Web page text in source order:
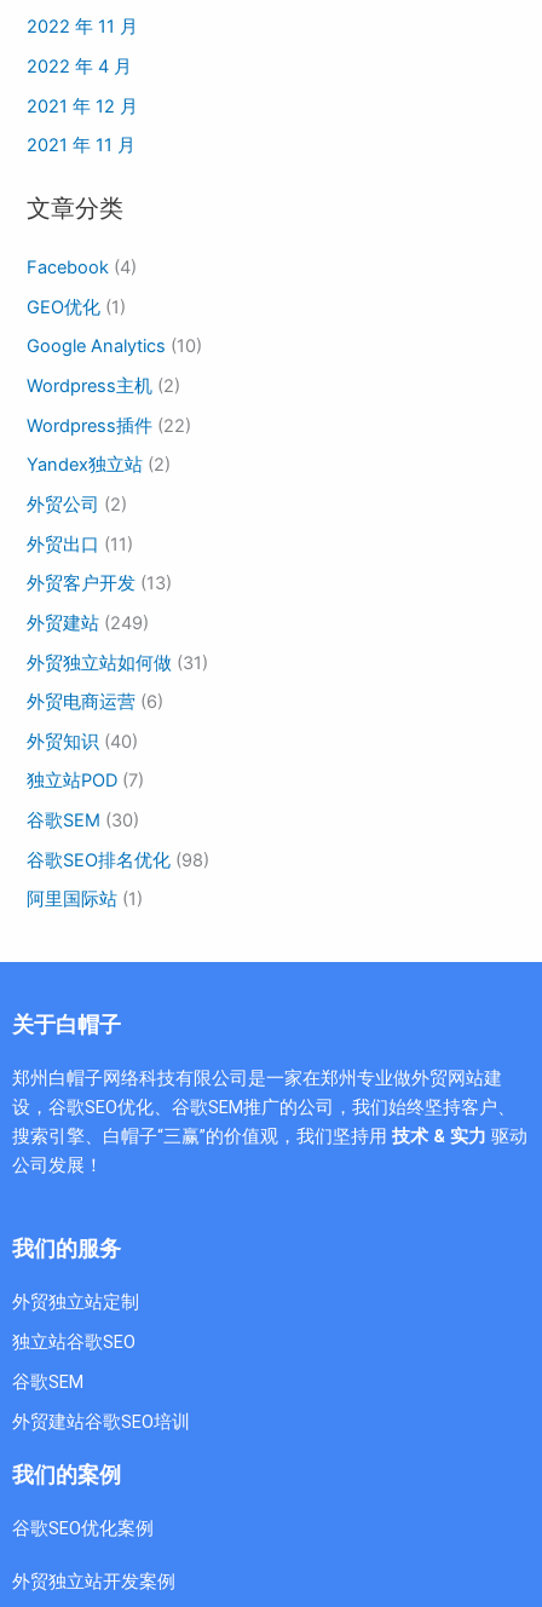
2022 年 11 月
2022 年 4 月
2021 年 12 月
2021 年 11 月
文章分类
Facebook (4)
GEO优化 (1)
Google Analytics (10)
Wordpress主机 (2)
Wordpress插件 (22)
Yandex独立站 (2)
外贸公司 (2)
外贸出口 (11)
外贸客户开发 (13)
外贸建站 (249)
外贸独立站如何做 (31)
外贸电商运营 (6)
外贸知识 (40)
独立站POD (7)
谷歌SEM (30)
谷歌SEO排名优化 (98)
阿里国际站 (1)
关于白帽子
郑州白帽子网络科技有限公司是一家在郑州专业做外贸网站建
设，谷歌SEO优化、谷歌SEM推广的公司，我们始终坚持客户、
搜索引擎、白帽子“三赢”的价值观，我们坚持用 技术 & 实力 驱动
公司发展！
我们的服务
外贸独立站定制
独立站谷歌SEO
谷歌SEM
外贸建站谷歌SEO培训
我们的案例
谷歌SEO优化案例
外贸独立站开发案例